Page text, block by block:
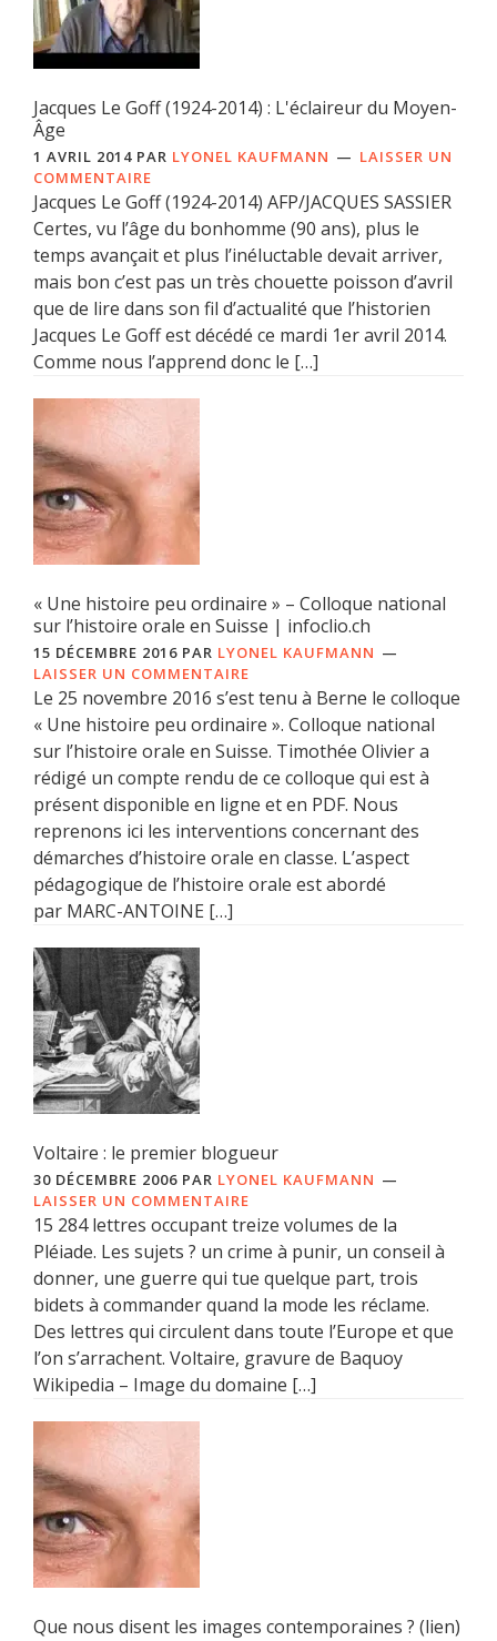
Jacques Le Goff (1924-2014) : L'éclaireur du Moyen-
Âge
1 AVRIL 2014 PAR LYONEL KAUFMANN
LAISSER UN
COMMENTAIRE
Jacques Le Goff (1924-2014) AFP/JACQUES SASSIER
Certes, vu l’âge du bonhomme (90 ans), plus le
temps avançait et plus l’inéluctable devait arriver,
mais bon c’est pas un très chouette poisson d’avril
que de lire dans son fil d’actualité que l’historien
Jacques Le Goff est décédé ce mardi 1er avril 2014.
Comme nous l’apprend donc le […]
« Une histoire peu ordinaire » – Colloque national
sur l’histoire orale en Suisse | infoclio.ch
15 DÉCEMBRE 2016 PAR LYONEL KAUFMANN
LAISSER UN COMMENTAIRE
Le 25 novembre 2016 s’est tenu à Berne le colloque
« Une histoire peu ordinaire ». Colloque national
sur l’histoire orale en Suisse. Timothée Olivier a
rédigé un compte rendu de ce colloque qui est à
présent disponible en ligne et en PDF. Nous
reprenons ici les interventions concernant des
démarches d’histoire orale en classe. L’aspect
pédagogique de l’histoire orale est abordé
par MARC-ANTOINE […]
Voltaire : le premier blogueur
30 DÉCEMBRE 2006 PAR LYONEL KAUFMANN
LAISSER UN COMMENTAIRE
15 284 lettres occupant treize volumes de la
Pléiade. Les sujets ? un crime à punir, un conseil à
donner, une guerre qui tue quelque part, trois
bidets à commander quand la mode les réclame.
Des lettres qui circulent dans toute l’Europe et que
l’on s’arrachent. Voltaire, gravure de Baquoy
Wikipedia – Image du domaine […]
Que nous disent les images contemporaines ? (lien)